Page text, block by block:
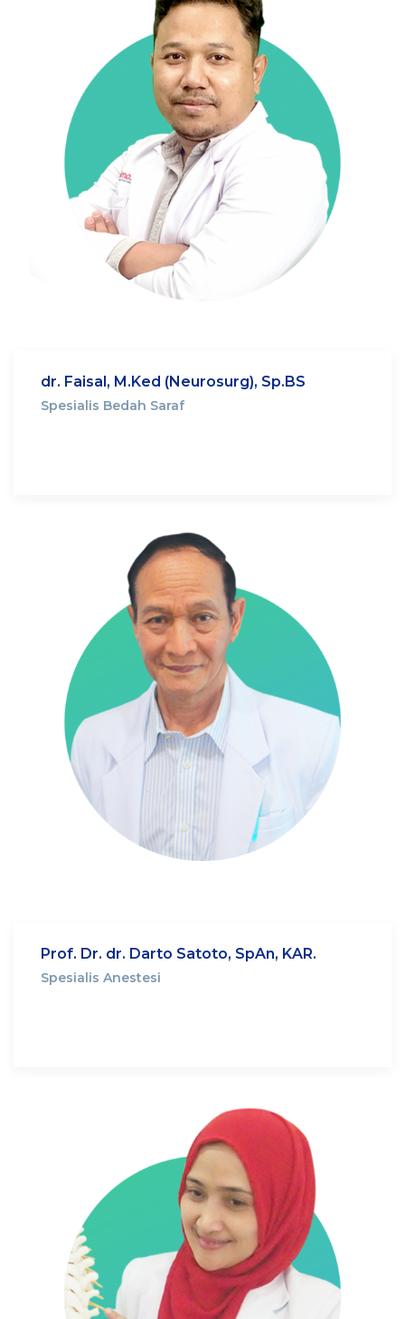
dr. Faisal, M.Ked (Neurosurg), Sp.BS
Spesialis Bedah Saraf
Prof. Dr. dr. Darto Satoto, SpAn, KAR.
Spesialis Anestesi